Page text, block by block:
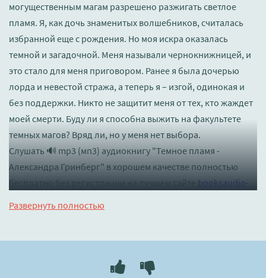
могущественным магам разрешено разжигать светлое
пламя. Я, как дочь знаменитых волшебников, считалась
избранной еще с рождения. Но моя искра оказалась
темной и загадочной. Меня называли чернокнижницей, и
это стало для меня приговором. Ранее я была дочерью
лорда и невестой стража, а теперь я – изгой, одинокая и
без поддержки. Никто не защитит меня от тех, кто жаждет
моей смерти. Буду ли я способна выжить на факультете
темных магов? Вряд ли, но у меня нет выбора.
Слушать 🔊 mp3 (мп3) аудиокнигу "Темное пламя -
Александра Гринберг" в хорошем качестве полностью
бесплатно без регистрации на лучшем сайте booksaudio-
Развернуть полностью